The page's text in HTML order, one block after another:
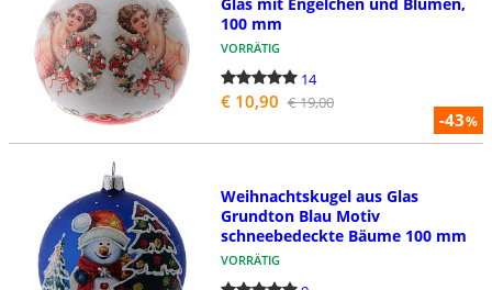
-43%
100 mm
VORRÄTIG
14
€ 10,90 € 19,00
Weihnachtskugel aus Glas
Grundton Blau Motiv
schneebedeckte Bäume 100 mm
VORRÄTIG